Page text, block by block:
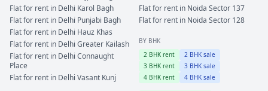
Flat for rent in Delhi Karol Bagh
Flat for rent in Delhi Punjabi Bagh
Flat for rent in Delhi Hauz Khas
Flat for rent in Delhi Greater Kailash
Flat for rent in Delhi Connaught
Place
Flat for rent in Delhi Vasant Kunj
Flat for rent in Noida Sector 137
Flat for rent in Noida Sector 128
BY BHK
2 BHK rent 2 BHK sale
3 BHK rent 3 BHK sale
4 BHK rent 4 BHK sale